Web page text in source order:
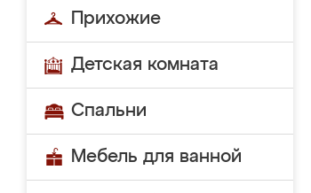
Прихожие
Детская комната
Спальни
Мебель для ванной